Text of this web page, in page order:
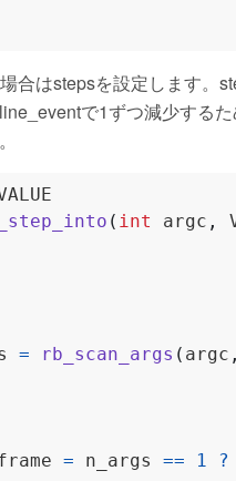
合はstepsを設定します。
で1ずつ減少する
( int argc ,
= rb_scan_args ( argc ,
= n_args == 1 ?